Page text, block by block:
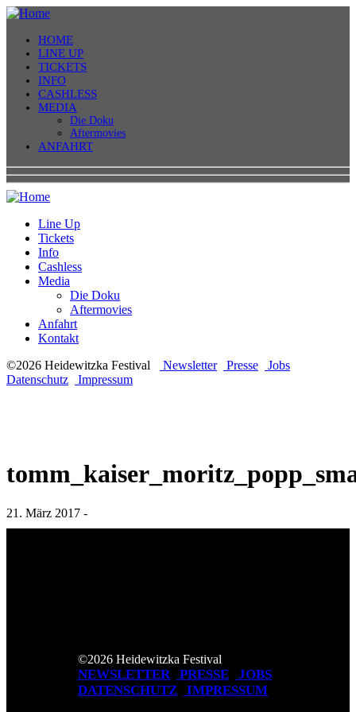
HOME
LINE UP
TICKETS
INFO
CASHLESS
MEDIA
Die Doku
Aftermovies
ANFAHRT
Line Up
Tickets
Info
Cashless
Media
Die Doku
Aftermovies
Anfahrt
Kontakt
©2026 Heidewitzka Festival
Newsletter Presse
Jobs
Datenschutz
Impressum
21. März 2017 -
©2026 Heidewitzka Festival
NEWSLETTER PRESSE
JOBS
DATENSCHUTZ
IMPRESSUM